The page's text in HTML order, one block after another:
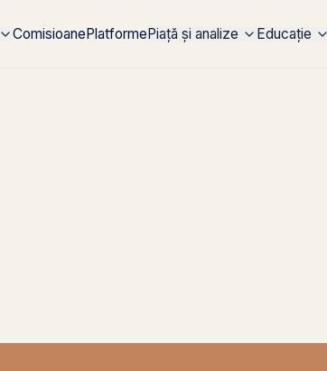
ComisioanePlatformePiață și analize Educație